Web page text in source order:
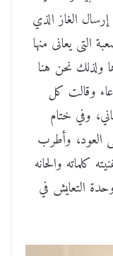
إرسال الغاز الذي
يعانى منها
ولذلك نحن هنا
وقالت كل
وفي ختام
العود، وأطرب
كلماته والحانه
التعايش في